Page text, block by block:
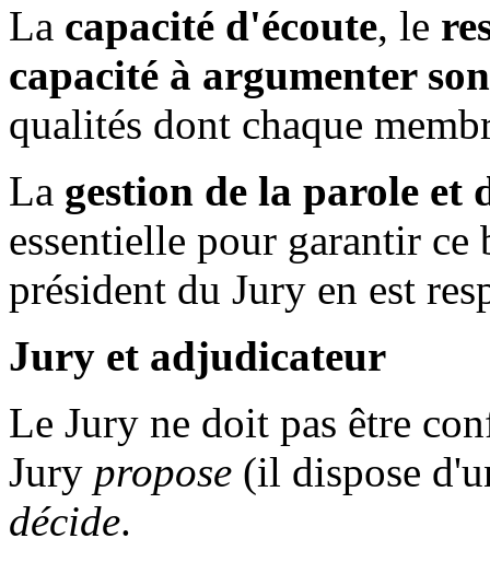
La capacité d'écoute, le
capacité à argumenter
qualités dont chaque
La gestion de la parole et
essentielle pour garantir
président du Jury en est
Jury et adjudicateur
Le Jury ne doit pas être
Jury propose (il dispose
décide.